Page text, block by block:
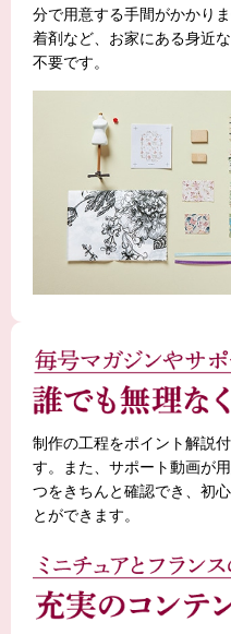
分で用意する手間がかかり
着剤など、お家にある身近
不要です。
制作の工程をポイント解説
す。また、サポート動画が
つをきちんと確認でき、初
とができます。